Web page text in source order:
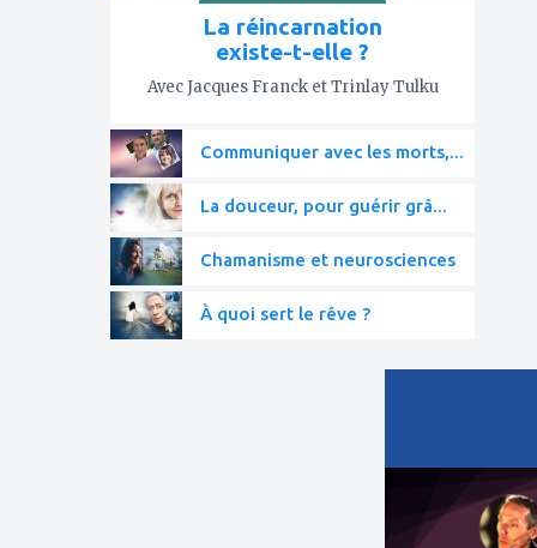
La réincarnation
existe-t-elle ?
Avec Jacques Franck et Trinlay Tulku
Communiquer avec les morts,...
La douceur, pour guérir grâ...
Chamanisme et neurosciences
À quoi sert le rêve ?
favoris